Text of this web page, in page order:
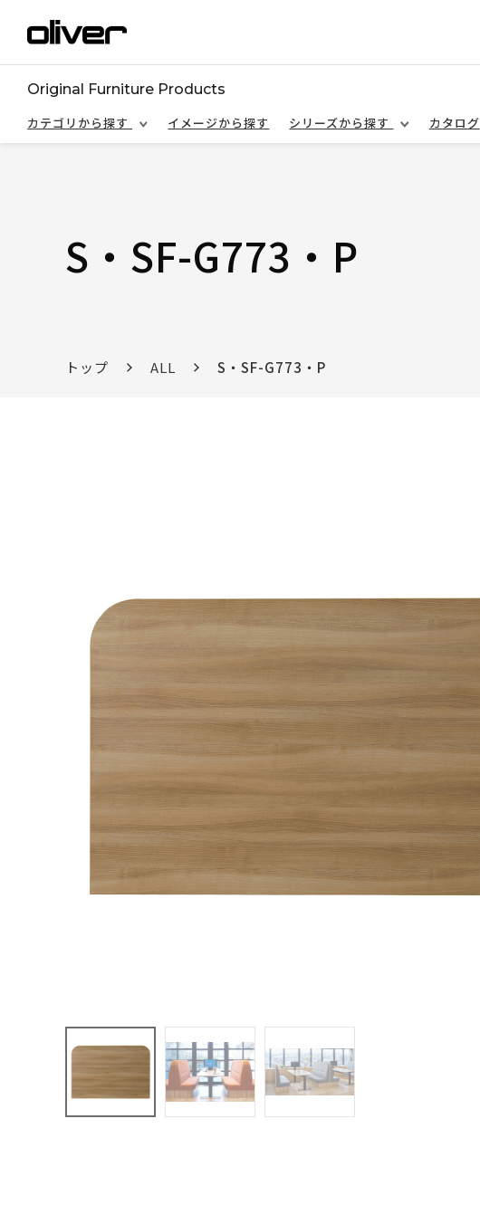
Original Furniture Products
カテゴリから探す
イメージから探す シリーズから探す カタログ
S・SF-G773・P
トップ ALL S・SF-G773・P